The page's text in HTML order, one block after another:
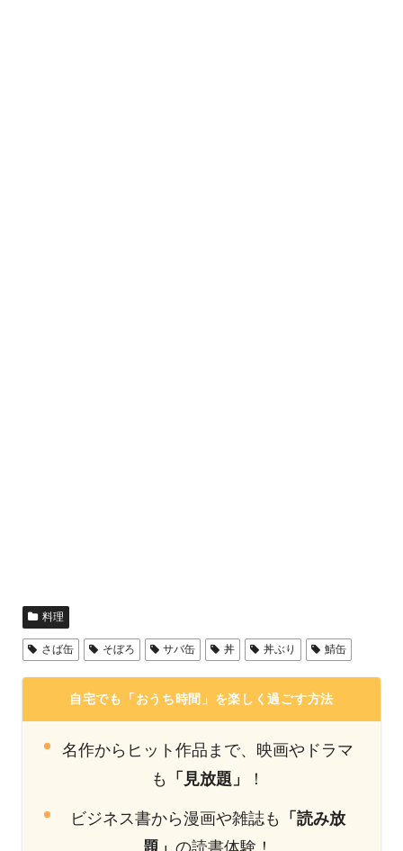
料理
さば缶 そぼろ サバ缶 丼 丼ぶり 鯖缶
自宅でも「おうち時間」を楽しく過ごす方法
名作からヒット作品まで、映画やドラマ
も
「見放題」 ！
ビジネス書から漫画や雑誌も
「読み放
題」の読書体験！